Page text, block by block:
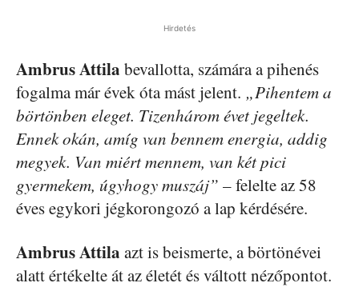
Hirdetés
Ambrus Attila bevallotta, számára a pihenés
fogalma már évek óta mást jelent. „Pihentem a
börtönben eleget. Tizenhárom évet jegeltek.
Ennek okán, amíg van bennem energia, addig
megyek. Van miért mennem, van két pici
gyermekem, úgyhogy muszáj” – felelte az 58
éves egykori jégkorongozó a lap kérdésére.
Ambrus Attila azt is beismerte, a börtönévei
alatt értékelte át az életét és váltott nézőpontot.